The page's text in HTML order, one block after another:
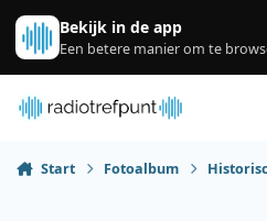
Spring naar bijdragen
Bekijk in de app
Een betere manier om te
Start Fotoalbum